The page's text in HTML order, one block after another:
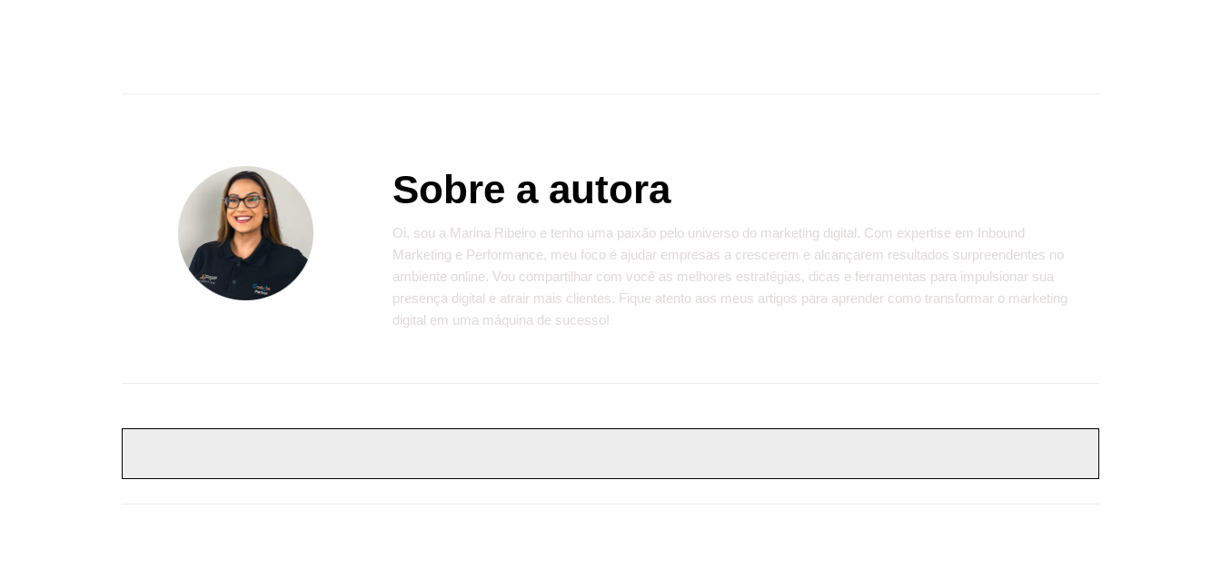
Sobre a autora
Oi, sou a Marina Ribeiro e tenho uma paixão pelo universo do marketing digital. Com expertise em Inbound
Marketing e Performance, meu foco é ajudar empresas a crescerem e alcançarem resultados surpreendentes no
ambiente online. Vou compartilhar com você as melhores estratégias, dicas e ferramentas para impulsionar sua
presença digital e atrair mais clientes. Fique atento aos meus artigos para aprender como transformar o marketing
digital em uma máquina de sucesso!